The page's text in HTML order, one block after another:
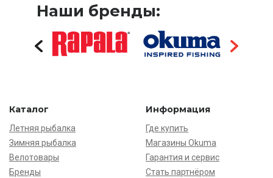
Наши бренды:
Каталог
Летняя рыбалка
Зимняя рыбалка
Велотовары
Бренды
Информация
Где купить
Магазины Okuma
Гарантия и сервис
Стать партнёром